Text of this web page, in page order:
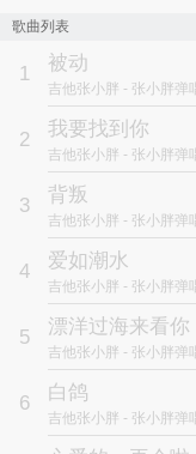
歌曲列表
1 被动
吉他张小胖 - 张小胖弹
2 我要找到你
吉他张小胖 - 张小胖弹
3 背叛
吉他张小胖 - 张小胖弹
4 爱如潮水
吉他张小胖 - 张小胖弹
5 漂洋过海来看你
吉他张小胖 - 张小胖弹
6 白鸽
吉他张小胖 - 张小胖弹